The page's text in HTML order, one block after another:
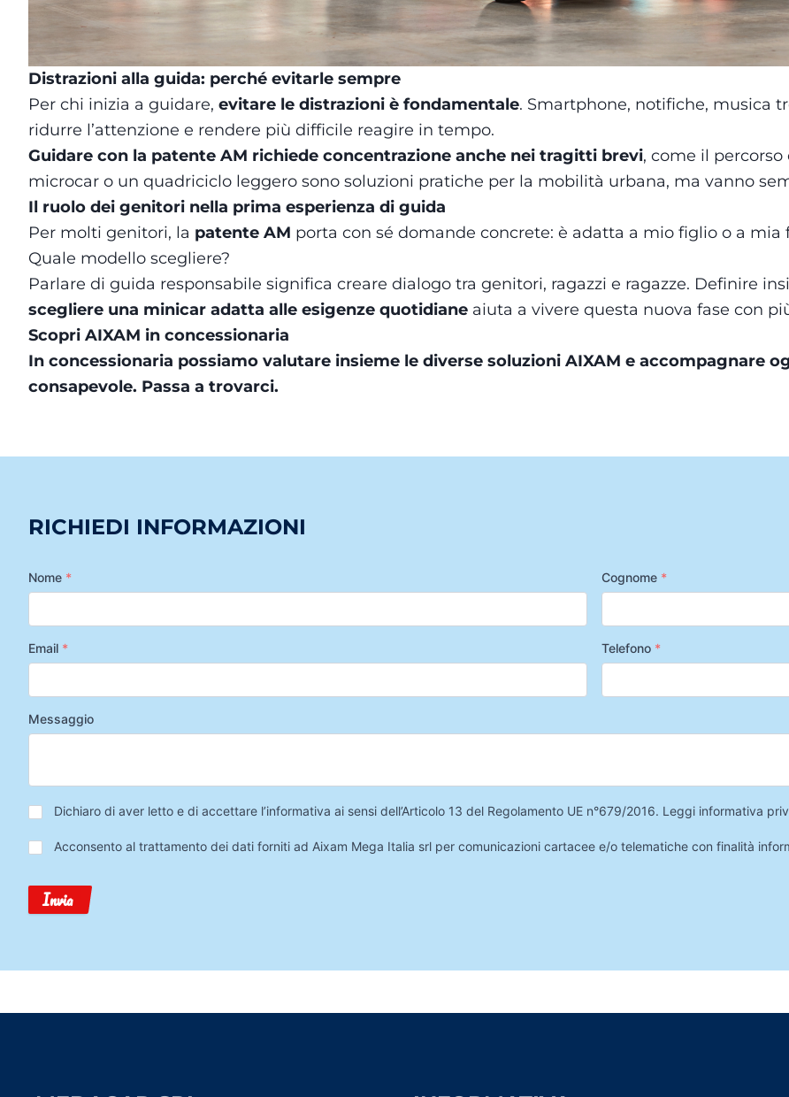
Distrazioni alla guida: perché evitarle sempre
Per chi inizia a guidare, evitare le distrazioni è fondamentale. Smartphone, notifiche, musica
ridurre l’attenzione e rendere più difficile reagire in tempo.
Guidare con la patente AM richiede concentrazione anche nei tragitti brevi, come il
microcar o un quadriciclo leggero sono soluzioni pratiche per la mobilità urbana, ma vanno
Il ruolo dei genitori nella prima esperienza di guida
Per molti genitori, la patente AM porta con sé domande concrete: è adatta a mio figlio o a
Quale modello scegliere?
Parlare di guida responsabile significa creare dialogo tra genitori, ragazzi e ragazze. Definire
scegliere una minicar adatta alle esigenze quotidiane aiuta a vivere questa nuova fase con
Scopri AIXAM in concessionaria
In concessionaria possiamo valutare insieme le diverse soluzioni AIXAM e accompagnare
consapevole. Passa a trovarci.
RICHIEDI INFORMAZIONI
Nome * Cognome *
Email * Telefono *
Messaggio
Privacy*
Dichiaro di aver letto e di accettare l’informativa ai sensi dell’Articolo 13 del Regolamento UE n°679/2016. Leggi informativa
Trattamento
Dati
Acconsento al trattamento dei dati forniti ad Aixam Mega Italia srl per comunicazioni cartacee e/o telematiche con finalità
Invia